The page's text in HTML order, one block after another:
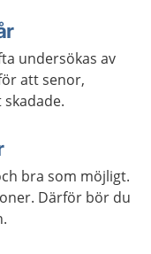
undersökas av
att senor,
bra som möjligt.
Därför bör du